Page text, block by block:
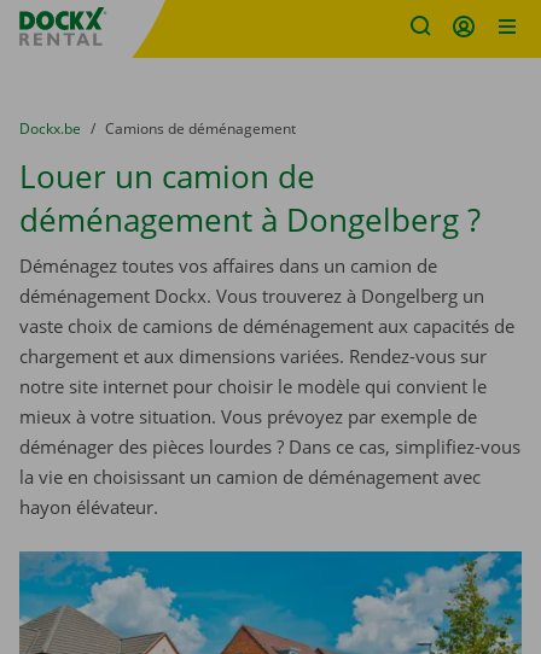
sitename
You are here:
du
Dockx.be to
Camions de déménagement
Louer un camion de
déménagement à Dongelberg ?
Déménagez toutes vos affaires dans un camion de
déménagement Dockx. Vous trouverez à Dongelberg un
vaste choix de camions de déménagement aux capacités de
chargement et aux dimensions variées. Rendez-vous sur
notre site internet pour choisir le modèle qui convient le
mieux à votre situation. Vous prévoyez par exemple de
déménager des pièces lourdes ? Dans ce cas, simplifiez-vous
la vie en choisissant un camion de déménagement avec
hayon élévateur.